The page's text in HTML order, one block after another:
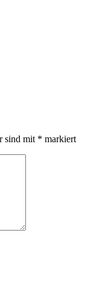
sind mit * markiert